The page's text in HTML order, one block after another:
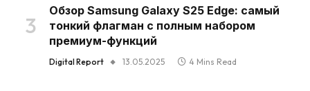
Обзор Samsung Galaxy S25 Edge: самый
тонкий флагман с полным набором
премиум-функций
Digital Report 13.05.2025 4 Mins Read